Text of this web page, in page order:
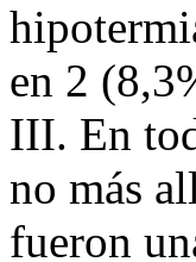
en 2
III. En
no más
fueron